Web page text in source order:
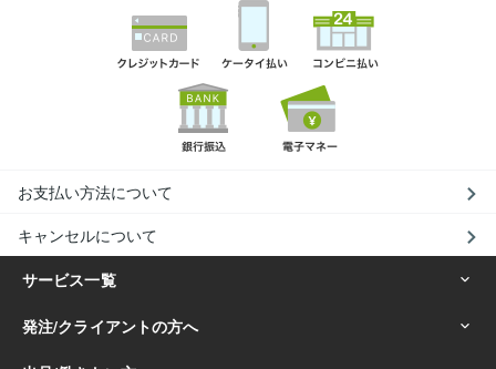
お支払い方法について
キャンセルについて